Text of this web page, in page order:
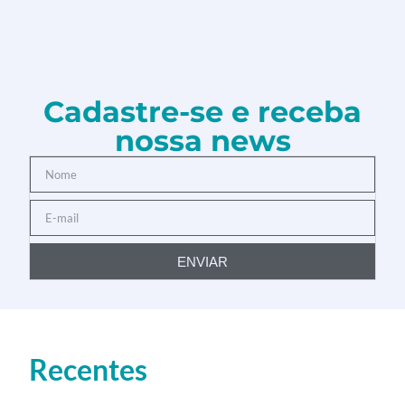
Cadastre-se e receba
nossa news
ENVIAR
Recentes